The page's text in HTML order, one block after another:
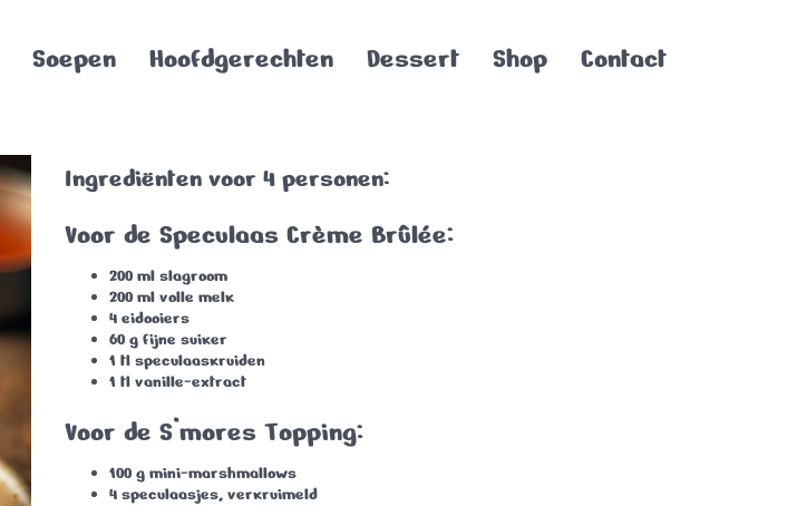
Soepen Hoofdgerechten Dessert Shop Contact
Ingrediënten voor 4 personen:
Voor de Speculaas Crème Brûlée:
200 ml slagroom
200 ml volle melk
4 eidooiers
60 g fijne suiker
1 tl speculaaskruiden
1 tl vanille-extract
Voor de S’mores Topping:
100 g mini-marshmallows
4 speculaasjes, verkruimeld